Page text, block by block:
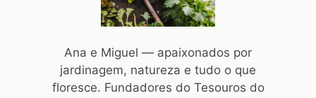
Ana e Miguel — apaixonados por
jardinagem, natureza e tudo o que
floresce. Fundadores do Tesouros do